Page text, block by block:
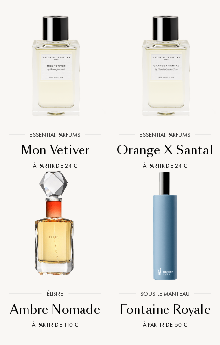
ESSENTIAL PARFUMS
Mon Vetiver
À PARTIR DE 24 €
ESSENTIAL PARFUMS
Orange X Santal
À PARTIR DE 24 €
ÉLISIRE
Ambre Nomade
À PARTIR DE 110 €
SOUS LE MANTEAU
Fontaine Royale
À PARTIR DE 50 €